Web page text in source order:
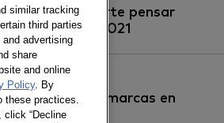
para hacerte pensar
el 2020 y el 2021
2020
de las marcas en
realidad
similar tracking
third parties
advertising
share
and online
Policy. By
these practices.
click “Decline